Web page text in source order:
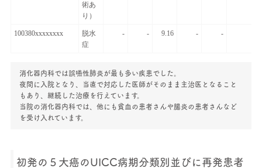
術あ
り）
100380xxxxxxxx
脱水
症
- - 9.16 - -
消化器内科では誤嚥性肺炎が最も多い疾患でした。
夜間に入院となり、当直で対応した医師がそのまま主治医となること
もあり、継続した治療を行えています。
当院の消化器内科では、他にも貧血の患者さんや腸炎の患者さんなど
を受け入れています。
初発の５大癌のUICC病期分類別並びに再発患者